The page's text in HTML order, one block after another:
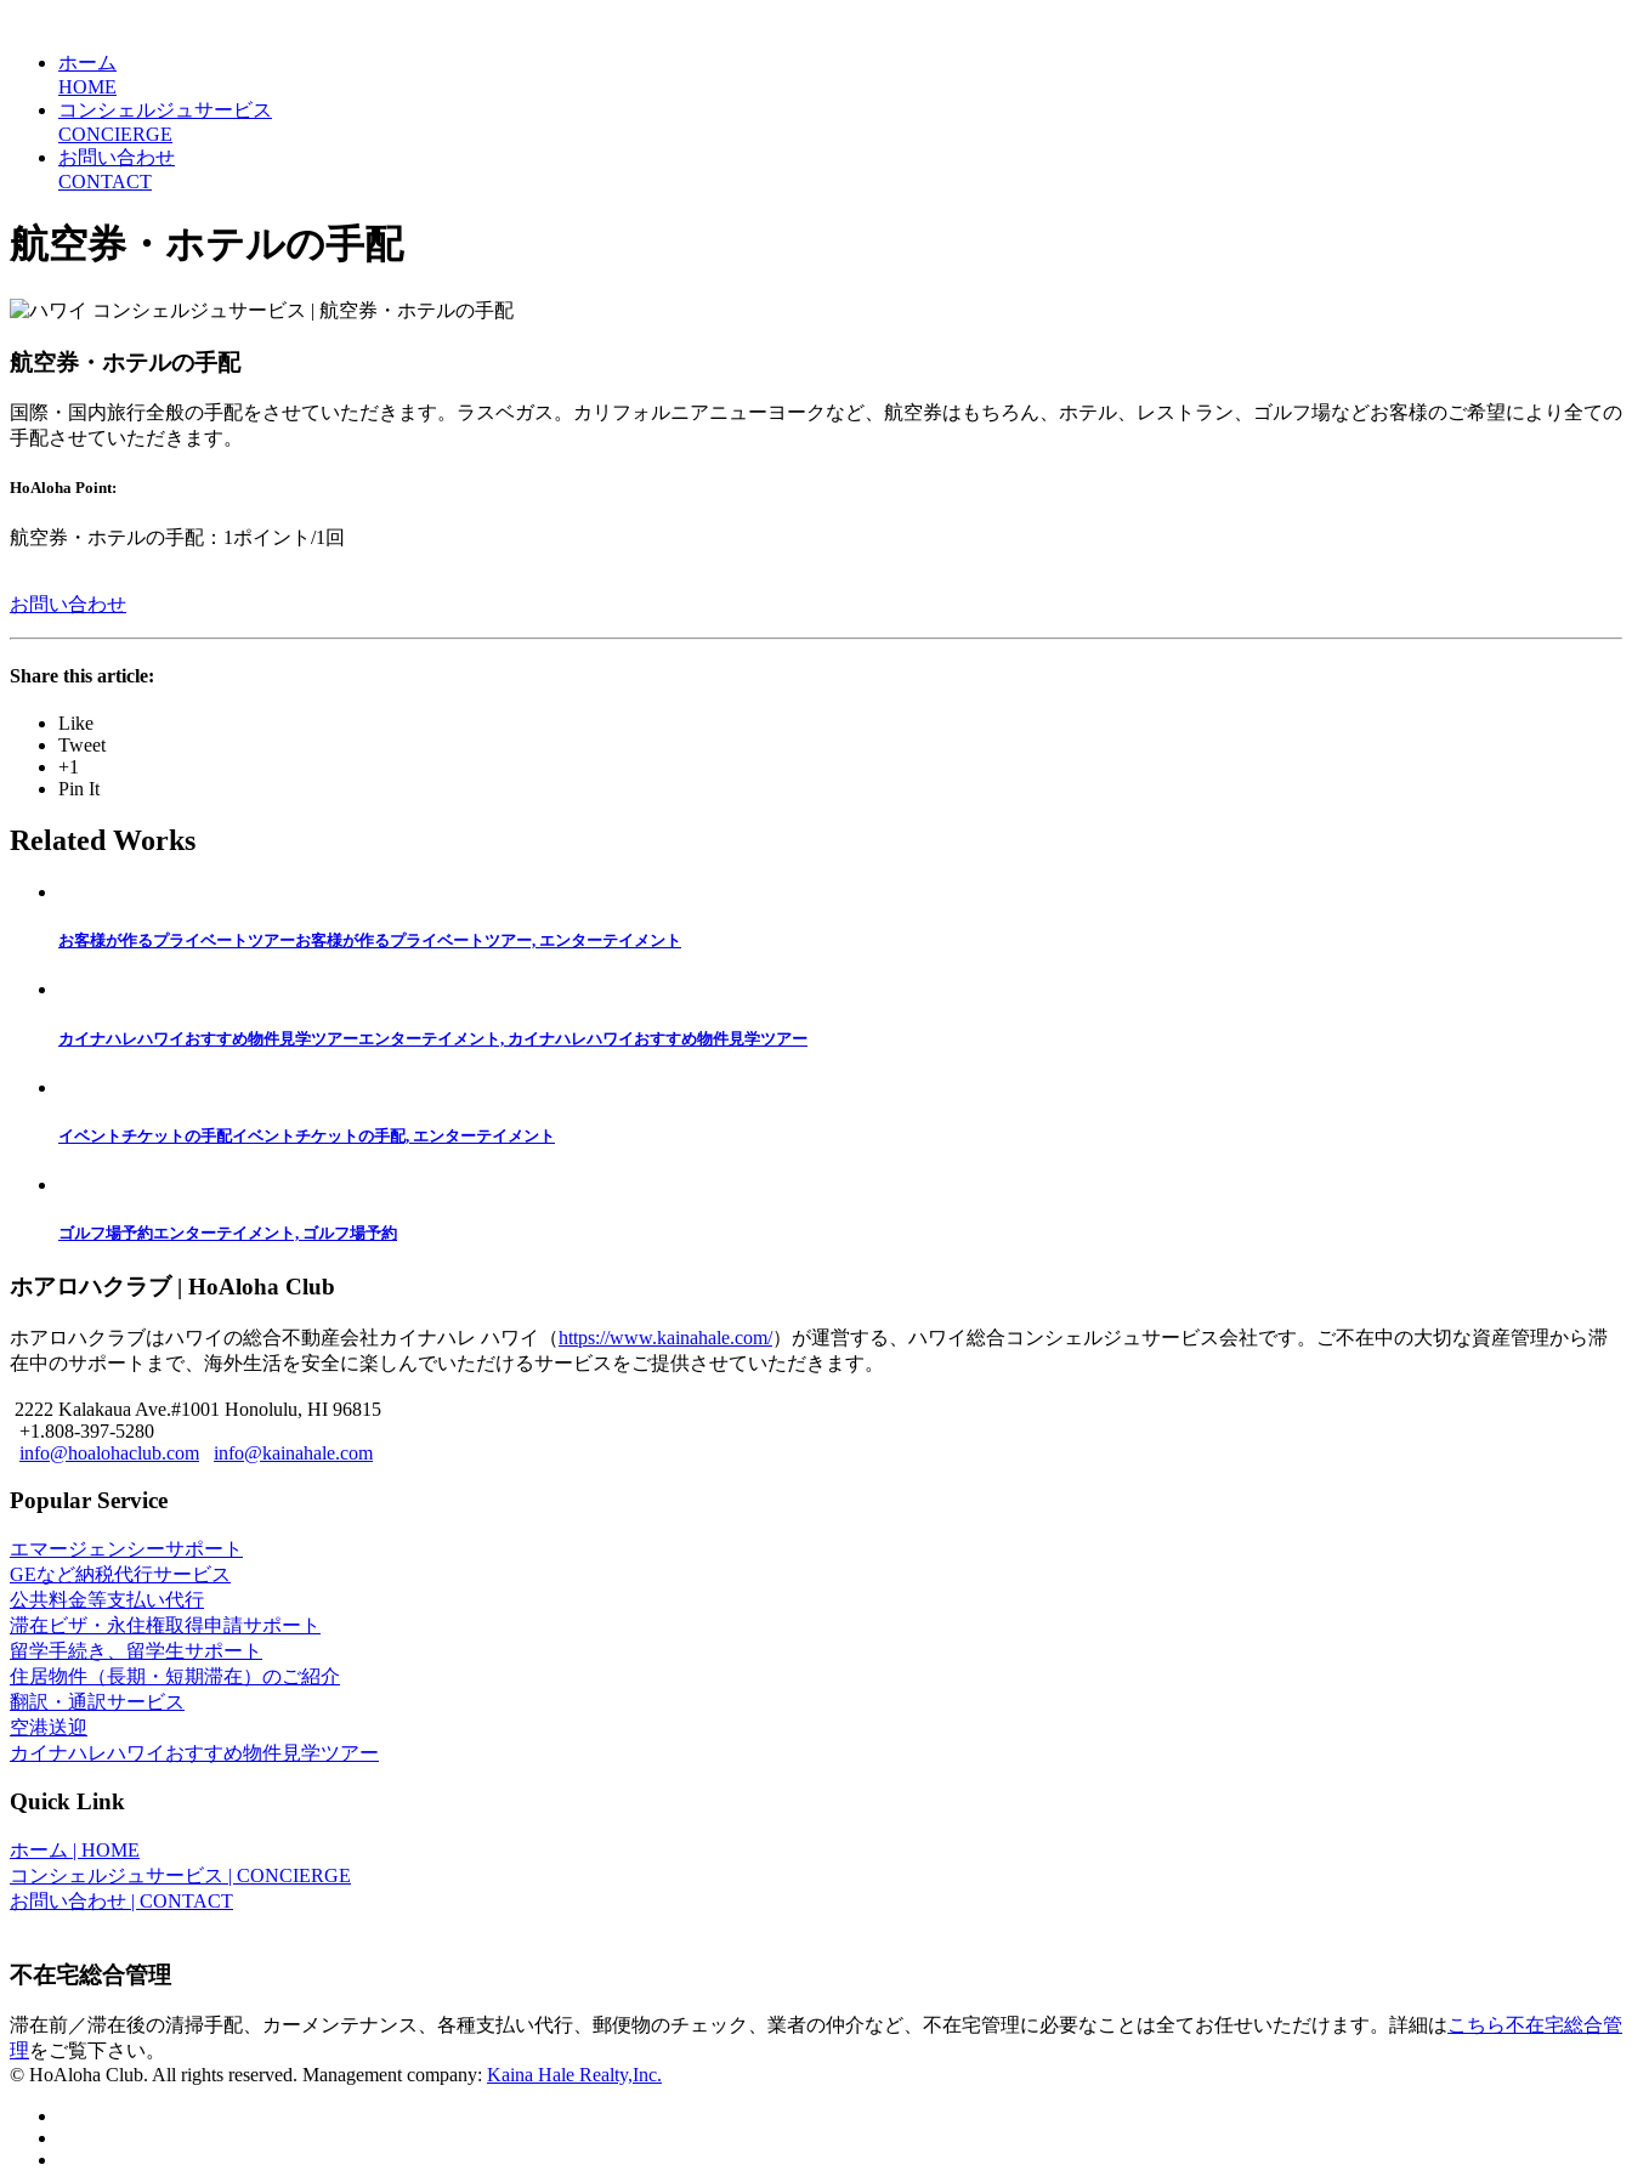
ホーム
HOME
コンシェルジュサービス
CONCIERGE
お問い合わせ
CONTACT
航空券・ホテルの手配
航空券・ホテルの手配
国際・国内旅行全般の手配をさせていただきます。ラスベガス。カリフォルニアニューヨークなど、航空券はもちろん、ホテル、レストラン、ゴルフ場などお客様のご希望により全ての
手配させていただきます。
HoAloha Point:
航空券・ホテルの手配：1ポイント/1回
お問い合わせ
Share this article:
Like
Tweet
+1
Pin It
Related Works
お客様が作るプライベートツアーお客様が作るプライベートツアー, エンターテイメント
カイナハレハワイおすすめ物件見学ツアーエンターテイメント, カイナハレハワイおすすめ物件見学ツアー
イベントチケットの手配イベントチケットの手配, エンターテイメント
ゴルフ場予約エンターテイメント, ゴルフ場予約
ホアロハクラブ | HoAloha Club
ホアロハクラブはハワイの総合不動産会社カイナハレ ハワイ（https://www.kainahale.com/）が運営する、ハワイ総合コンシェルジュサービス会社です。ご不在中の大切な資産管理から滞
在中のサポートまで、海外生活を安全に楽しんでいただけるサービスをご提供させていただきます。
2222 Kalakaua Ave.#1001 Honolulu, HI 96815
+1.808-397-5280
info@hoalohaclub.com
info@kainahale.com
Popular Service
エマージェンシーサポート
GEなど納税代行サービス
公共料金等支払い代行
滞在ビザ・永住権取得申請サポート
留学手続き、留学生サポート
住居物件（長期・短期滞在）のご紹介
翻訳・通訳サービス
空港送迎
カイナハレハワイおすすめ物件見学ツアー
Quick Link
ホーム | HOME
コンシェルジュサービス | CONCIERGE
お問い合わせ | CONTACT
不在宅総合管理
滞在前／滞在後の清掃手配、カーメンテナンス、各種支払い代行、郵便物のチェック、業者の仲介など、不在宅管理に必要なことは全てお任せいただけます。詳細はこちら不在宅総合管
理をご覧下さい。
© HoAloha Club. All rights reserved. Management company: Kaina Hale Realty,Inc.